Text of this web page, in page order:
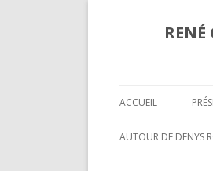
ACCUEIL
AUTOUR DE DENYS